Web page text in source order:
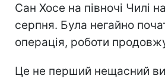
Сан Хосе на півночі Чилі
серпня. Була негайно
операція, роботи
Це не перший нещасний